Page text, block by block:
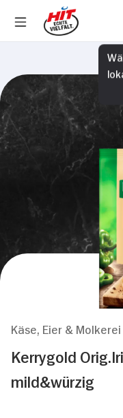
Käse, Eier & Molkerei
Kerrygold
mild&würzig